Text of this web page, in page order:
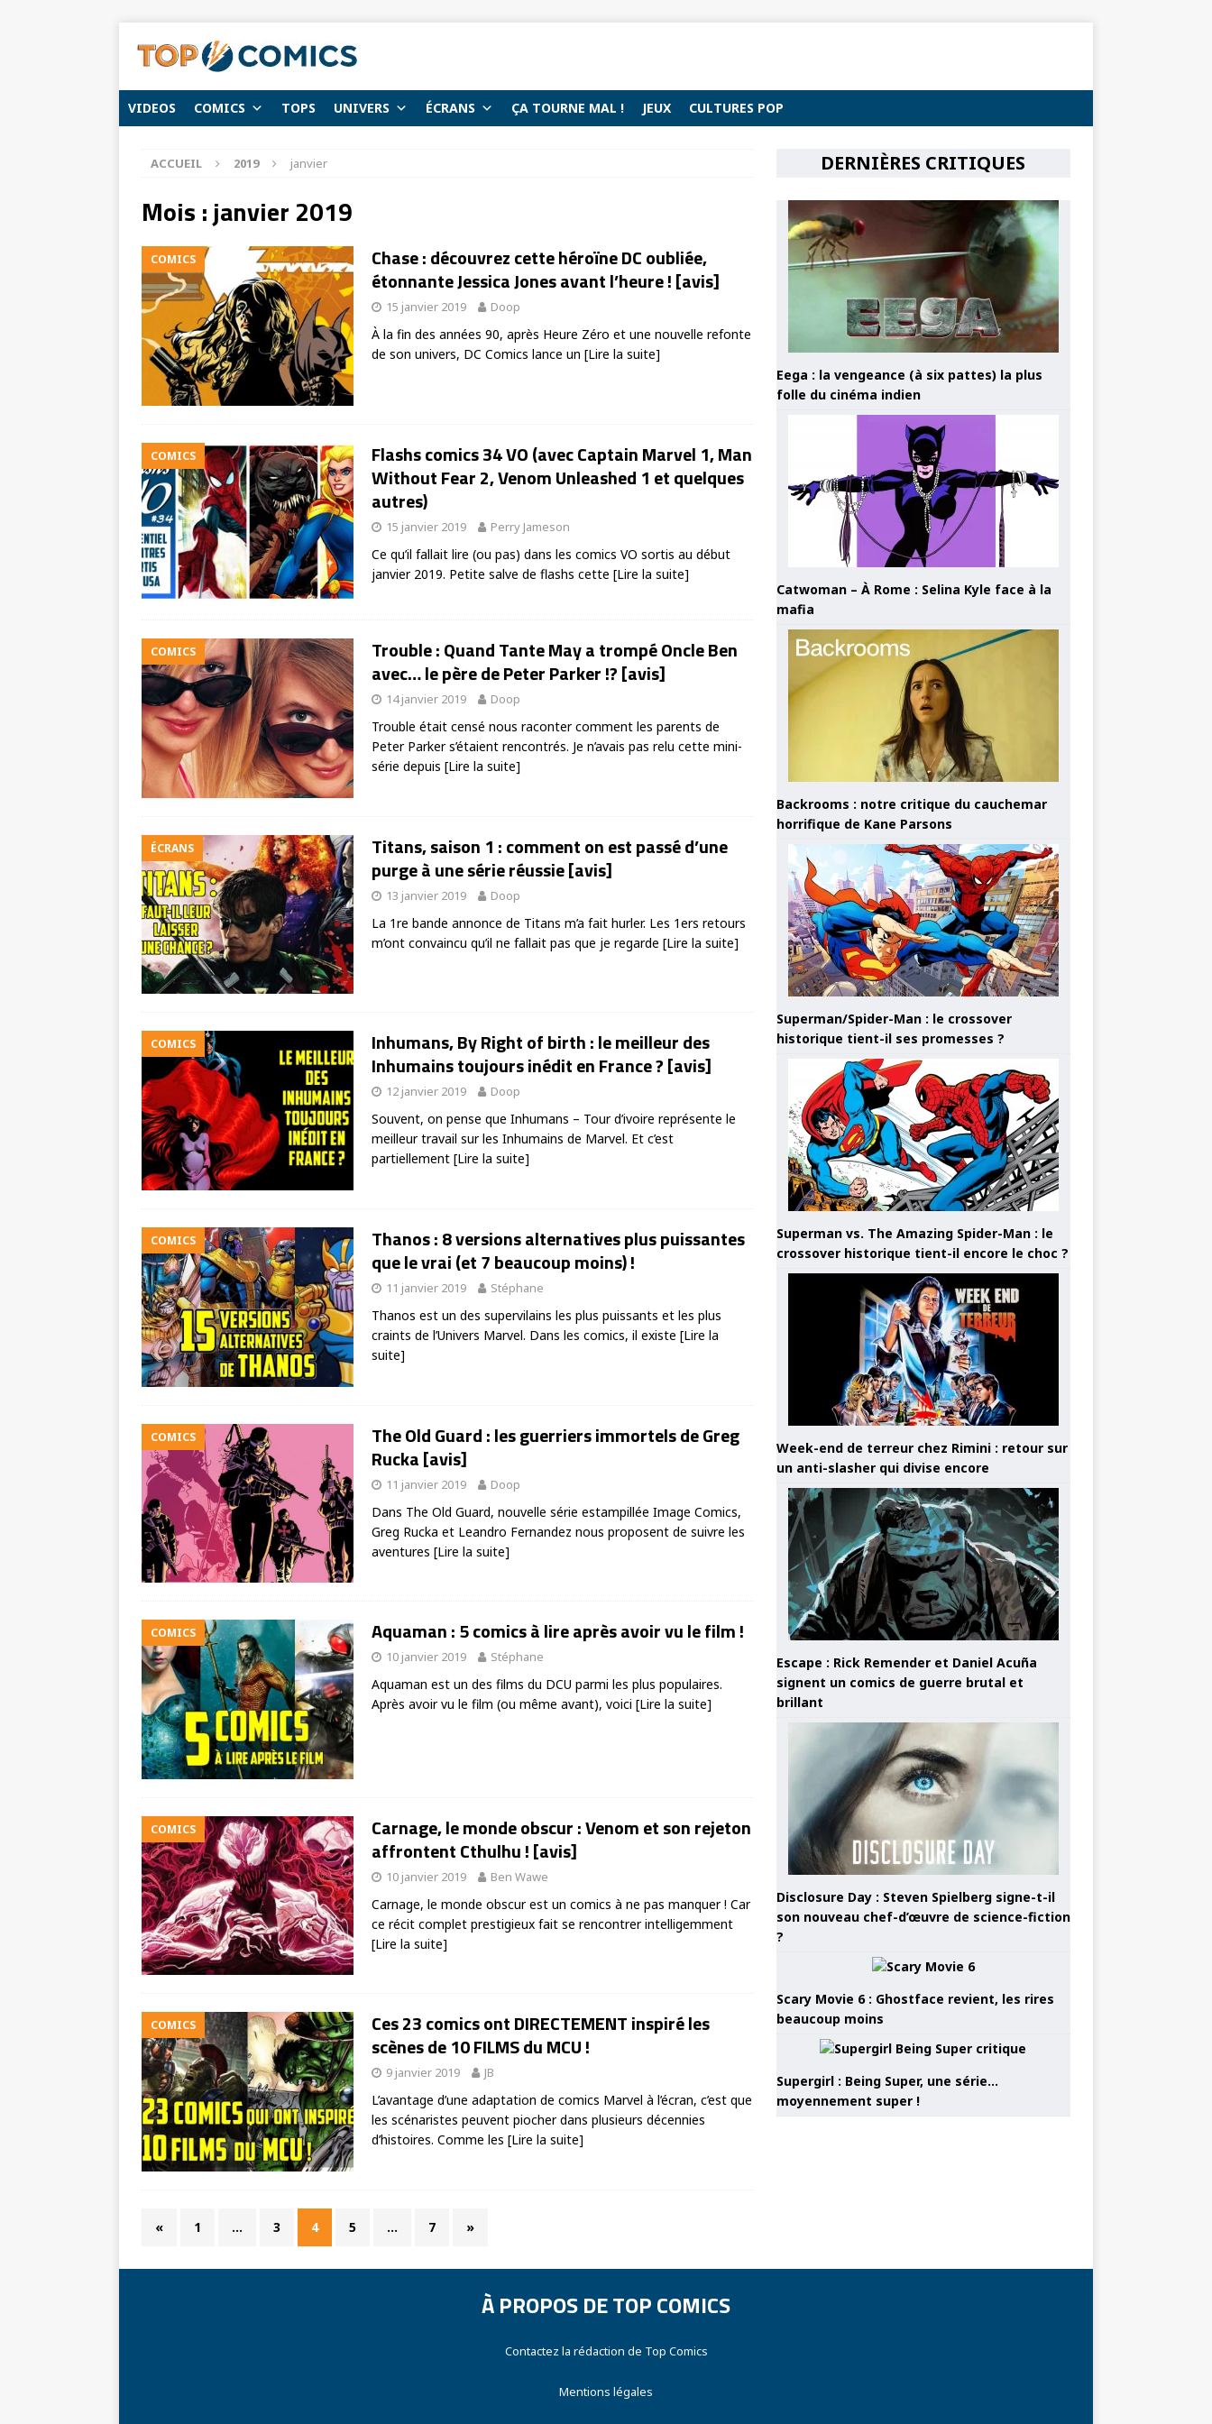
VIDEOS COMICS TOPS UNIVERS ÉCRANS ÇA TOURNE MAL ! JEUX CULTURES POP
ACCUEIL 2019 janvier
Mois :janvier 2019
COMICS
Chase : découvrez cette héroïne DC oubliée,
étonnante Jessica Jones avant l’heure ! [avis]
15 janvier 2019 Doop
À la fin des années 90, après Heure Zéro et une nouvelle refonte
de son univers, DC Comics lance un [Lire la suite]
COMICS
Flashs comics 34 VO (avec Captain Marvel 1, Man
Without Fear 2, Venom Unleashed 1 et quelques
autres)
15 janvier 2019 Perry Jameson
Ce qu’il fallait lire (ou pas) dans les comics VO sortis au début
janvier 2019. Petite salve de flashs cette [Lire la suite]
COMICS
Trouble : Quand Tante May a trompé Oncle Ben
avec… le père de Peter Parker !? [avis]
14 janvier 2019 Doop
Trouble était censé nous raconter comment les parents de
Peter Parker s’étaient rencontrés. Je n’avais pas relu cette mini-
série depuis [Lire la suite]
ÉCRANS
Titans, saison 1 : comment on est passé d’une
purge à une série réussie [avis]
13 janvier 2019 Doop
La 1re bande annonce de Titans m’a fait hurler. Les 1ers retours
m’ont convaincu qu’il ne fallait pas que je regarde [Lire la suite]
COMICS
Inhumans, By Right of birth : le meilleur des
Inhumains toujours inédit en France ? [avis]
12 janvier 2019 Doop
Souvent, on pense que Inhumans – Tour d’ivoire représente le
meilleur travail sur les Inhumains de Marvel. Et c’est
partiellement [Lire la suite]
COMICS
Thanos : 8 versions alternatives plus puissantes
que le vrai (et 7 beaucoup moins) !
11 janvier 2019 Stéphane
Thanos est un des supervilains les plus puissants et les plus
craints de l’Univers Marvel. Dans les comics, il existe [Lire la
suite]
COMICS
The Old Guard : les guerriers immortels de Greg
Rucka [avis]
11 janvier 2019 Doop
Dans The Old Guard, nouvelle série estampillée Image Comics,
Greg Rucka et Leandro Fernandez nous proposent de suivre les
aventures [Lire la suite]
COMICS Aquaman : 5 comics à lire après avoir vu le film !
10 janvier 2019 Stéphane
Aquaman est un des films du DCU parmi les plus populaires.
Après avoir vu le film (ou même avant), voici [Lire la suite]
COMICS
Carnage, le monde obscur : Venom et son rejeton
affrontent Cthulhu ! [avis]
10 janvier 2019 Ben Wawe
Carnage, le monde obscur est un comics à ne pas manquer ! Car
ce récit complet prestigieux fait se rencontrer intelligemment
[Lire la suite]
COMICS
Ces 23 comics ont DIRECTEMENT inspiré les
scènes de 10 FILMS du MCU !
9 janvier 2019 JB
L’avantage d’une adaptation de comics Marvel à l’écran, c’est que
les scénaristes peuvent piocher dans plusieurs décennies
d’histoires. Comme les [Lire la suite]
« 1 … 3 4 5 … 7 »
DERNIÈRES CRITIQUES
Eega : la vengeance (à six pattes) la plus
folle du cinéma indien
Catwoman – À Rome : Selina Kyle face à la
mafia
Backrooms : notre critique du cauchemar
horrifique de Kane Parsons
Superman/Spider-Man : le crossover
historique tient-il ses promesses ?
Superman vs. The Amazing Spider-Man : le
crossover historique tient-il encore le choc ?
Week-end de terreur chez Rimini : retour sur
un anti-slasher qui divise encore
Escape : Rick Remender et Daniel Acuña
signent un comics de guerre brutal et
brillant
Disclosure Day : Steven Spielberg signe-t-il
son nouveau chef-d’œuvre de science-fiction
?
Scary Movie 6 : Ghostface revient, les rires
beaucoup moins
Supergirl : Being Super, une série…
moyennement super !
À PROPOS DE TOP COMICS
Contactez la rédaction de Top Comics
Mentions légales